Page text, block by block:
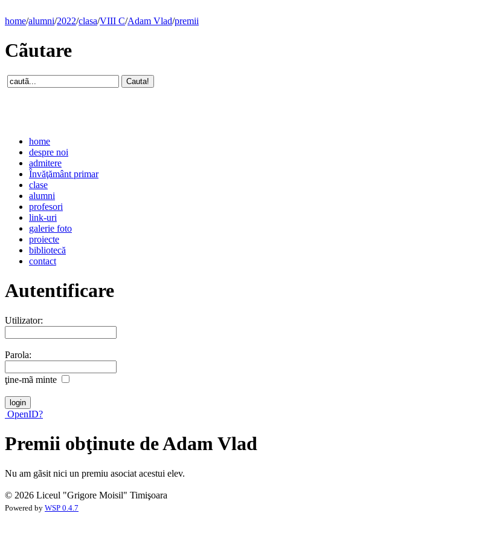
home/alumni/2022/clasa/VIII C/Adam Vlad/premii
Cãutare
home
despre noi
admitere
Învăţământ primar
clase
alumni
profesori
link-uri
galerie foto
proiecte
bibliotecă
contact
Autentificare
Utilizator:
Parola:
ţine-mã minte
OpenID?
Premii obţinute de Adam Vlad
Nu am gãsit nici un premiu asociat acestui elev.
© 2026 Liceul "Grigore Moisil" Timişoara
Powered by WSP 0.4.7